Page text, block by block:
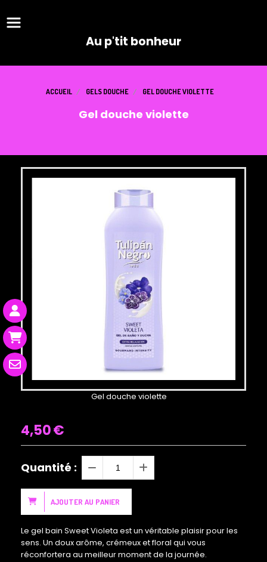
Au p'tit bonheur
ACCUEIL GELS DOUCHE GEL DOUCHE VIOLETTE
Gel douche violette
Gel douche violette
4,50€
Quantité :
AJOUTER AU PANIER
Le gel bain Sweet Violeta est un véritable plaisir pour les
sens. Un doux arôme, crémeux et floral qui vous
réconfortera au meilleur moment de la journée.